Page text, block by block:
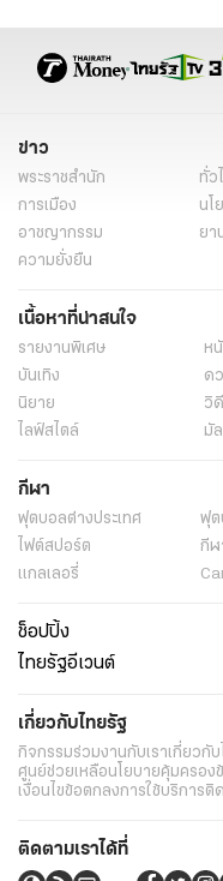
ข่าว
พระราชสำนัก ทั่ว
การเมือง
นโ
อาชญากรรม
ยา
ความยั่งยืน
เนื้อหาที่น่าสนใจ
รายงานพิเศษ ห
บันเทิง
ด
นิยาย
วิ
ไลฟ์สไตล์
มั
กีฬา
ฟุตบอลต่่างประเทศ ฟุต
ไฟต์สปอร์ต
กีฬ
แกลเลอรี่
ช็อปปิ้ง
ไทยรัฐอีเวนต์
เกี่ยวกับไทยรัฐ
กิจกรรมร่วมงานกับเราเกี่ยวกั
ศูนย์ช่วยเหลือนโยบายคุ้มครอง
เงื่อนไขข้อตกลงการใช้บริการติ
ติดตามเราได้ที่